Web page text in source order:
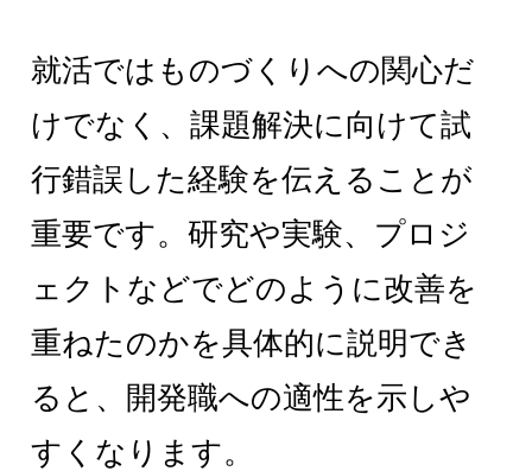
就活ではものづくりへの関心だ
けでなく、課題解決に向けて試
行錯誤した経験を伝えることが
重要です。研究や実験、プロジ
ェクトなどでどのように改善を
重ねたのかを具体的に説明でき
ると、開発職への適性を示しや
すくなります。